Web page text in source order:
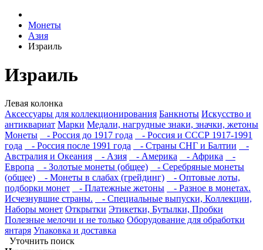
Монеты
Азия
Израиль
Израиль
Левая колонка
Аксессуары для коллекционирования Банкноты Искусство и
антиквариат Марки Медали, нагрудные знаки, значки, жетоны
Монеты
- Россия до 1917 года
- Россия и СССР 1917-1991
года
- Россия после 1991 года - Страны СНГ и Балтии
-
Австралия и Океания
- Азия - Америка - Африка
-
Европа
- Золотые монеты (общее)
- Серебряные монеты
(общее)
- Монеты в слабах (грейдинг)
- Оптовые лоты,
подборки монет
- Платежные жетоны
- Разное в монетах.
Исчезнувшие страны.
- Специальные выпуски, Коллекции,
Наборы монет Открытки Этикетки, Бутылки, Пробки
Полезные мелочи и не только Оборудование для обработки
янтаря Упаковка и доставка
Уточнить поиск